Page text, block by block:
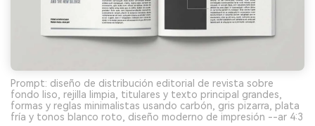
Prompt: diseño de distribución editorial de revista sobre
fondo liso, rejilla limpia, titulares y texto principal grandes,
formas y reglas minimalistas usando carbón, gris pizarra, plata
fría y tonos blanco roto, diseño moderno de impresión --ar 4:3